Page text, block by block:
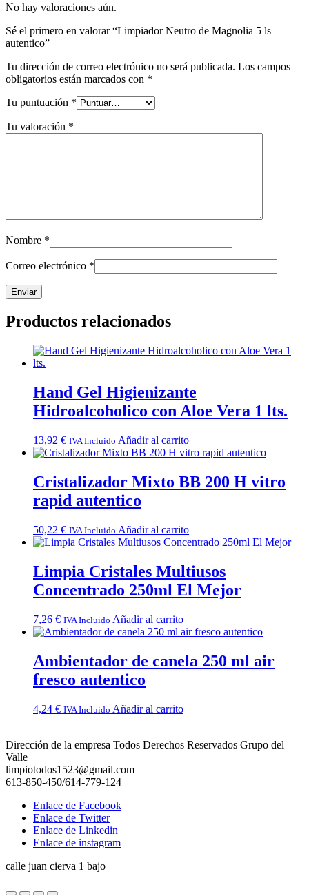
No hay valoraciones aún.
Sé el primero en valorar “Limpiador Neutro de Magnolia 5 ls
autentico”
Tu dirección de correo electrónico no será publicada. Los campos
obligatorios están marcados con *
Tu puntuación *
Tu valoración *
Nombre *
Correo electrónico *
Productos relacionados
Hand Gel Higienizante
Hidroalcoholico con Aloe Vera 1 lts.
13,92 € IVA Incluido Añadir al carrito
Cristalizador Mixto BB 200 H vitro
rapid autentico
50,22 € IVA Incluido Añadir al carrito
Limpia Cristales Multiusos
Concentrado 250ml El Mejor
7,26 € IVA Incluido Añadir al carrito
Ambientador de canela 250 ml air
fresco autentico
4,24 € IVA Incluido Añadir al carrito
Dirección de la empresa Todos Derechos Reservados Grupo del
Valle
limpiotodos1523@gmail.com
613-850-450/614-779-124
Enlace de Facebook
Enlace de Twitter
Enlace de Linkedin
Enlace de instagram
calle juan cierva 1 bajo